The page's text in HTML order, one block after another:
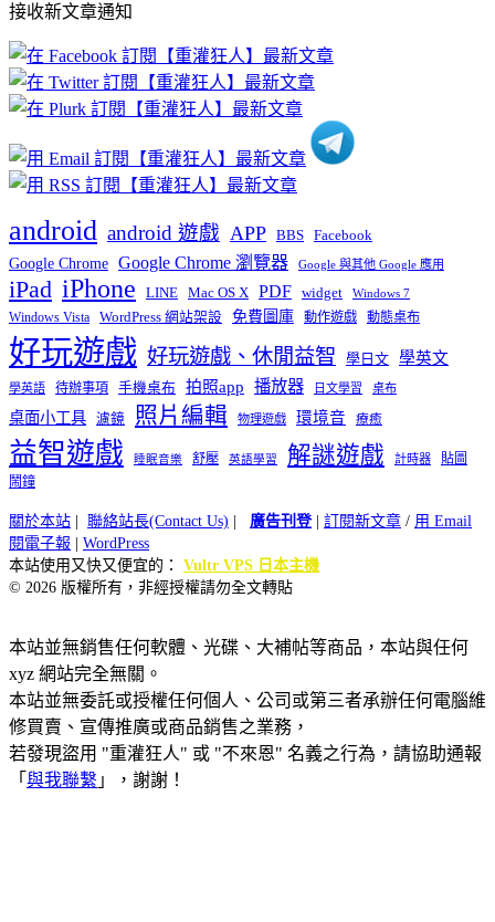
文
章
分
類
接收新文章通知
android android 遊戲 APP BBS Facebook
Google Chrome Google Chrome 瀏覽器 Google 與其他 Google 應用
iPad iPhone LINE Mac OS X PDF widget Windows 7
Windows Vista WordPress 網站架設 免費圖庫 動作遊戲 動態桌布
好玩遊戲 好玩遊戲、休閒益智 學日文 學英文
學英語 待辦事項 手機桌布 拍照app 播放器 日文學習 桌布
桌面小工具 濾鏡 照片編輯 物理遊戲 環境音 療癒
益智遊戲 睡眠音樂 舒壓 英語學習 解謎遊戲 計時器
貼圖
鬧鐘
關於本站 | 聯絡站長(Contact Us) | 廣告刊登| 訂閱新文章 / 用 Email
閱電子報 | WordPress
本站使用又快又便宜的： Vultr VPS 日本主機
© 2026 版權所有，非經授權請勿全文轉貼
本站並無銷售任何軟體、光碟、大補帖等商品，本站與任何
xyz 網站完全無關。
本站並無委託或授權任何個人、公司或第三者承辦任何電腦維
修買賣、宣傳推廣或商品銷售之業務，
若發現盜用 "重灌狂人" 或 "不來恩" 名義之行為，請協助通報
「 與我聯繫 」，謝謝！